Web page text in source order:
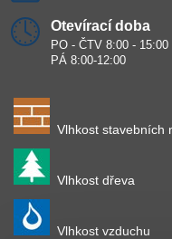
Otevírací doba
PO - ČTV 8:00 - 15:00
PÁ 8:00-12:00
Vlhkost stavebních
Vlhkost dřeva
Vlhkost vzduchu